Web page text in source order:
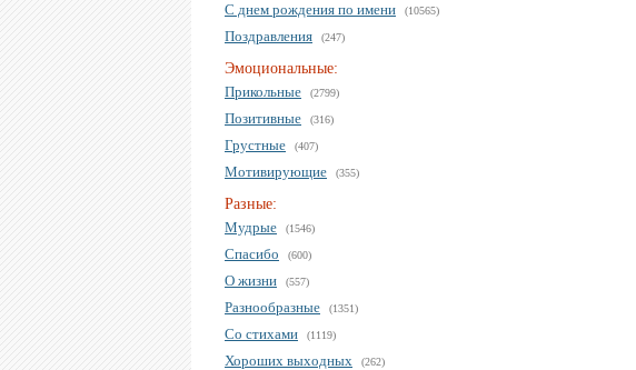
С днем рождения по имени (10565)
Поздравления (247)
Эмоциональные:
Прикольные
(2799)
Позитивные (316)
Грустные (407)
Мотивирующие (355)
Разные:
Мудрые
(1546)
Спасибо (600)
О жизни (557)
Разнообразные (1351)
Со стихами (1119)
Хороших выходных (262)